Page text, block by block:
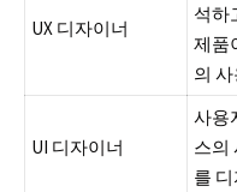
UX 디자이너
석하
제품
의
UI 디자이너
사용
스의
를